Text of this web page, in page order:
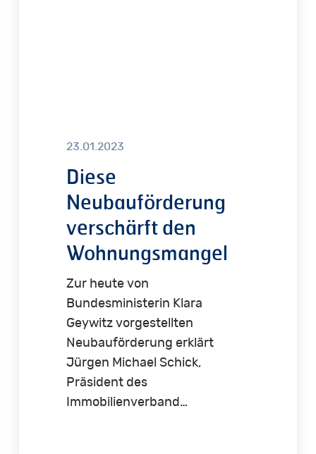
23.01.2023
Diese
Neubauförderung
verschärft den
Wohnungsmangel
Zur heute von
Bundesministerin Klara
Geywitz vorgestellten
Neubauförderung erklärt
Jürgen Michael Schick,
Präsident des
Immobilienverband…